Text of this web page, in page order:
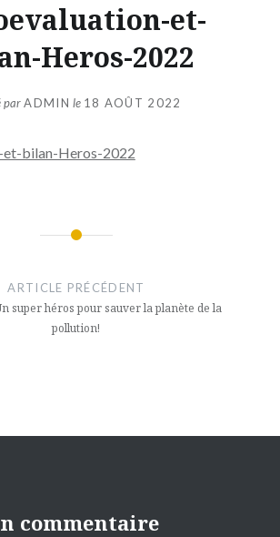
et-
Heros-2022
parADMIN le 18 AOÛT 2022
et-bilan-Heros-2022
ARTICLE PRÉCÉDENT
super héros pour sauver la planète de la
pollution!
commentaire